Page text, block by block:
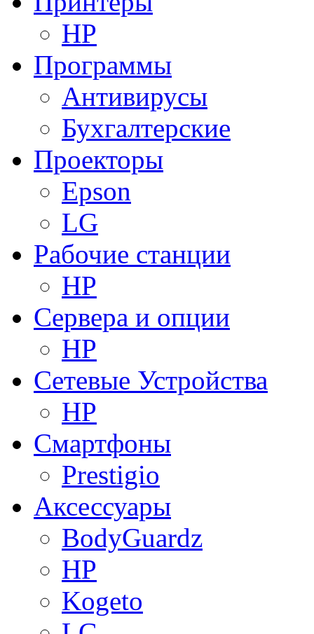
HP
Программы
Антивирусы
Бухгалтерские
Проекторы
Epson
LG
Рабочие станции
HP
Сервера и опции
HP
Сетевые Устройства
HP
Смартфоны
Prestigio
Аксессуары
BodyGuardz
HP
Kogeto